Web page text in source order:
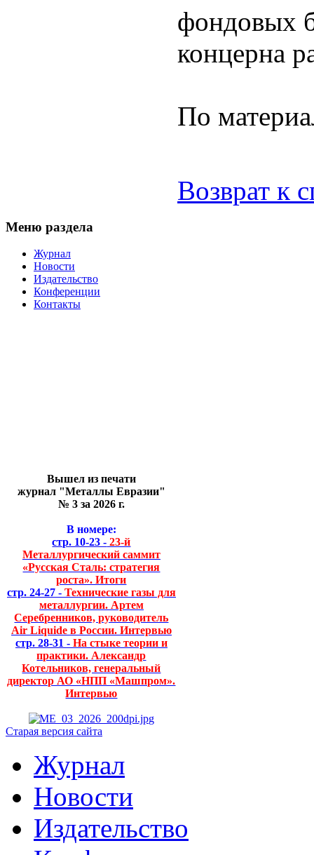
фондовых
концерна
По
Возврат к
Меню раздела
Журнал
Новости
Издательство
Конференции
Контакты
Вышел из печати
журнал "Металлы Евразии"
№ 3 за 2026 г.
В номере:
стр. 10-23 - 23-й
Металлургический саммит
«Русская Сталь: стратегия
роста». Итоги
стр. 24-27 - Технические газы для
металлургии. Артем
Серебренников, руководитель
Air Liquide в России. Интервью
стр. 28-31 - На стыке теории и
практики. Александр
Котельников, генеральный
директор АО «НПП «Машпром».
Интервью
Старая версия сайта
Журнал
Новости
Издательство